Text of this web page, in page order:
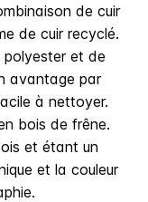
de cuir
de cuir recyclé.
polyester et de
avantage par
à nettoyer.
bois de frêne.
et étant un
et la couleur